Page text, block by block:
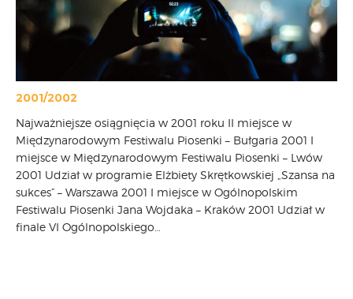
2001/2002
Najważniejsze osiągnięcia w 2001 roku II miejsce w
Międzynarodowym Festiwalu Piosenki – Bułgaria 2001 I
miejsce w Międzynarodowym Festiwalu Piosenki – Lwów
2001 Udział w programie Elżbiety Skrętkowskiej „Szansa na
sukces” – Warszawa 2001 I miejsce w Ogólnopolskim
Festiwalu Piosenki Jana Wojdaka – Kraków 2001 Udział w
finale VI Ogólnopolskiego…